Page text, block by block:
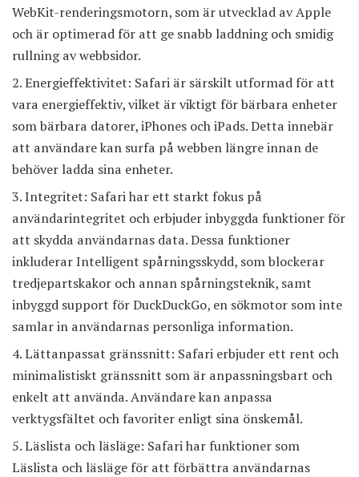
WebKit-renderingsmotorn, som är utvecklad av Apple
och är optimerad för att ge snabb laddning och smidig
rullning av webbsidor.
Energieffektivitet: Safari är särskilt utformad för att
vara energieffektiv, vilket är viktigt för bärbara enheter
som bärbara datorer, iPhones och iPads. Detta innebär
att användare kan surfa på webben längre innan de
behöver ladda sina enheter.
Integritet: Safari har ett starkt fokus på
användarintegritet och erbjuder inbyggda funktioner för
att skydda användarnas data. Dessa funktioner
inkluderar Intelligent spårningsskydd, som blockerar
tredjepartskakor och annan spårningsteknik, samt
inbyggd support för DuckDuckGo, en sökmotor som inte
samlar in användarnas personliga information.
Lättanpassat gränssnitt: Safari erbjuder ett rent och
minimalistiskt gränssnitt som är anpassningsbart och
enkelt att använda. Användare kan anpassa
verktygsfältet och favoriter enligt sina önskemål.
Läslista och läsläge: Safari har funktioner som
Läslista och läsläge för att förbättra användarnas